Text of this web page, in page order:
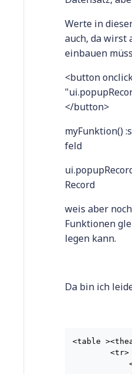
Werte in
auch, da wirst
einbauen
<button
</button>
myFunktion()
feld
Record
weis aber
Funktionen
legen kann.
Da bin ich
<table
        <tr>